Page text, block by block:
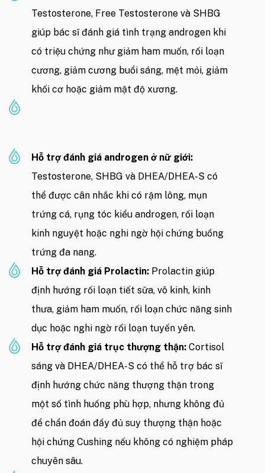
Testosterone, Free Testosterone và SHBG
giúp bác sĩ đánh giá tình trạng androgen khi
có triệu chứng như giảm ham muốn, rối loạn
cương, giảm cương buổi sáng, mệt mỏi, giảm
khối cơ hoặc giảm mật độ xương.
Hỗ trợ đánh giá androgen ở nữ giới:
Testosterone, SHBG và DHEA/DHEA-S có
thể được cân nhắc khi có rậm lông, mụn
trứng cá, rụng tóc kiểu androgen, rối loạn
kinh nguyệt hoặc nghi ngờ hội chứng buồng
trứng đa nang.
Hỗ trợ đánh giá Prolactin: Prolactin giúp
định hướng rối loạn tiết sữa, vô kinh, kinh
thưa, giảm ham muốn, rối loạn chức năng sinh
dục hoặc nghi ngờ rối loạn tuyến yên.
Hỗ trợ đánh giá trục thượng thận: Cortisol
sáng và DHEA/DHEA-S có thể hỗ trợ bác sĩ
định hướng chức năng thượng thận trong
một số tình huống phù hợp, nhưng không đủ
để chẩn đoán đầy đủ suy thượng thận hoặc
hội chứng Cushing nếu không có nghiệm pháp
chuyên sâu.